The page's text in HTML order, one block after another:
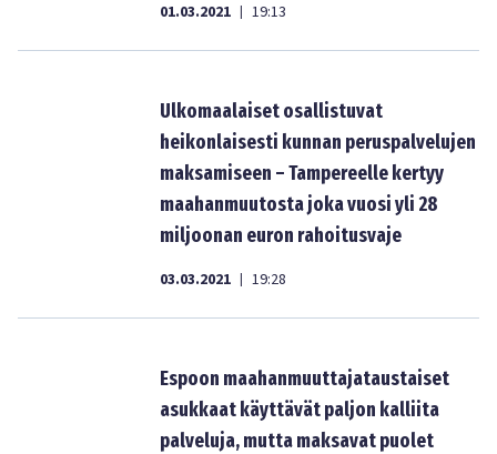
01.03.2021 | 19:13
Ulkomaalaiset osallistuvat
heikonlaisesti kunnan peruspalvelujen
maksamiseen – Tampereelle kertyy
maahanmuutosta joka vuosi yli 28
miljoonan euron rahoitusvaje
03.03.2021 | 19:28
Espoon maahanmuuttajataustaiset
asukkaat käyttävät paljon kalliita
palveluja, mutta maksavat puolet